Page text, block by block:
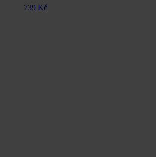
739 Kč